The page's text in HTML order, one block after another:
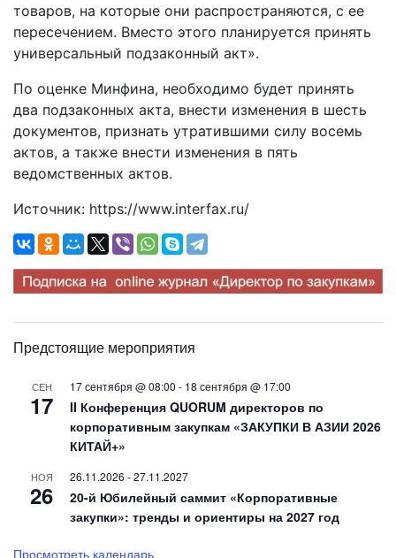
товаров, на которые они распространяются, с ее
пересечением. Вместо этого планируется принять
универсальный подзаконный акт».
По оценке Минфина, необходимо будет принять
два подзаконных акта, внести изменения в шесть
документов, признать утратившими силу восемь
актов, а также внести изменения в пять
ведомственных актов.
Источник: https://www.interfax.ru/
Предстоящие мероприятия
СЕН
17
17 сентября @ 08:00 - 18 сентября @ 17:00
II Конференция QUORUM директоров по
корпоративным закупкам «ЗАКУПКИ В АЗИИ 2026
КИТАЙ+»
НОЯ
26
26.11.2026 -27.11.2027
20-й Юбилейный саммит «Корпоративные
закупки»: тренды и ориентиры на 2027 год
Просмотреть календарь